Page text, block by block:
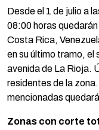
Desde el 1 de julio a
08:00 horas
Costa Rica,
en su último tramo, el
avenida de La Rioja.
residentes de la
mencionadas
Zonas con corte